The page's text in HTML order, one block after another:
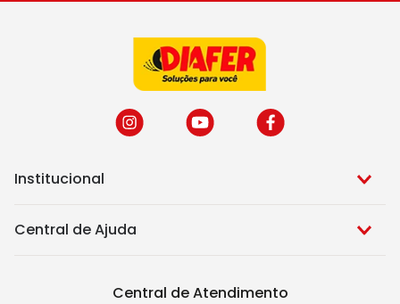
Institucional
Central de Ajuda
Central de Atendimento